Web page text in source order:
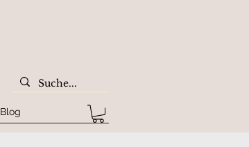
Blog